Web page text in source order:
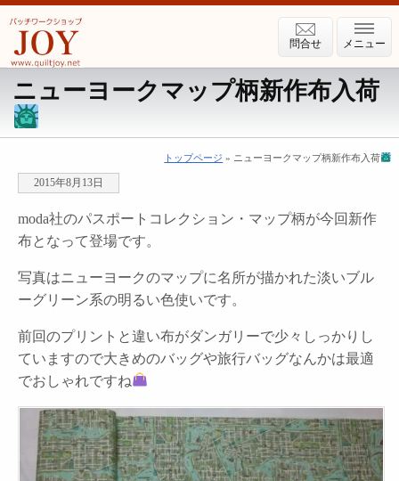
メニュー
問合せ
ニューヨークマップ柄新作布入荷
トップページ » ニューヨークマップ柄新作布入荷
2015年8月13日
moda社のパスポートコレクション・マップ柄が今回新作
布となって登場です。
写真はニューヨークのマップに名所が描かれた淡いブル
ーグリーン系の明るい色使いです。
前回のプリントと違い布がダンガリーで少々しっかりし
ていますので大きめのバッグや旅行バッグなんかは最適
でおしゃれですね